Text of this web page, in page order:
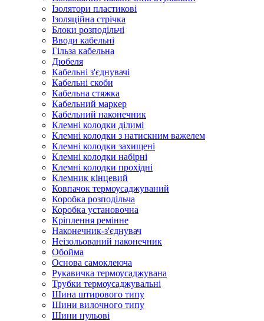
Ізолятори пластикові
Ізоляційна стрічка
Блоки розподільчі
Вводи кабельні
Гільза кабельна
Дюбеля
Кабельнi з'єднувачi
Кабельні скоби
Кабельна стяжка
Кабельний маркер
Кабельний наконечник
Клемні колодки ділимі
Клемні колодки з натискним важелем
Клемні колодки захищені
Клемні колодки набірні
Клемні колодки прохідні
Клемник кінцевий
Ковпачок термоусаджуваний
Коробка розподільча
Коробка установочна
Кріплення ремінне
Наконечник-з'єднувач
Неізольований наконечник
Обойма
Основа самоклеюча
Рукавичка термоусаджувана
Трубки термоусаджувальні
Шина штирового типу
Шини вилочного типу
Шини нульові